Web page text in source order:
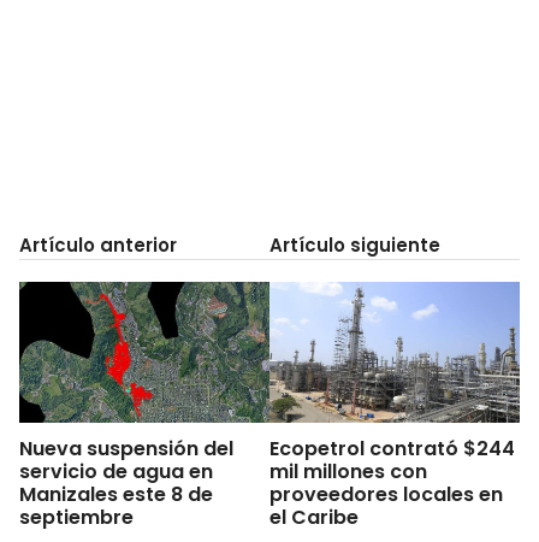
Artículo anterior
Nueva suspensión del
servicio de agua en
Manizales este 8 de
septiembre
Artículo siguiente
Ecopetrol contrató $244
mil millones con
proveedores locales en
el Caribe